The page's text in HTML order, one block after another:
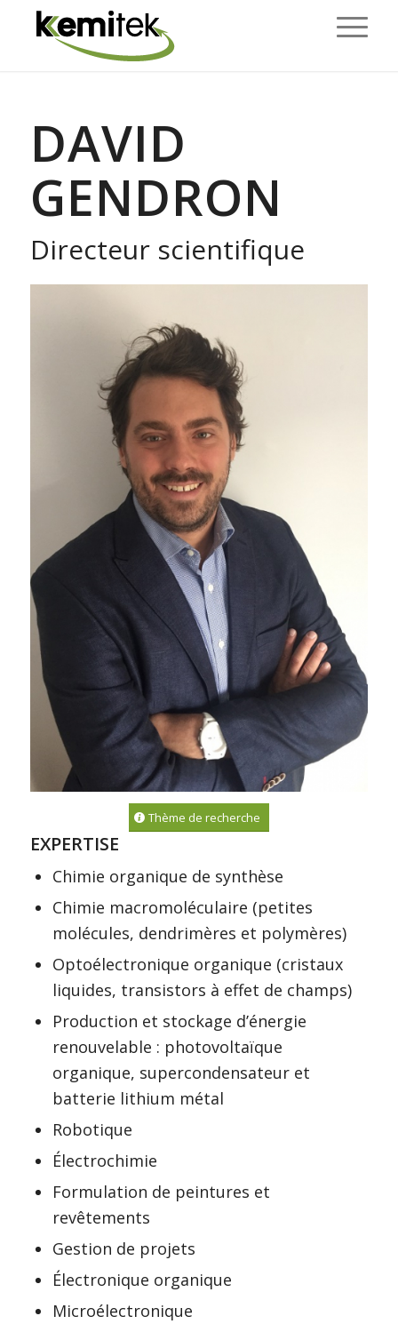
DAVID
GENDRON
Directeur scientifique
Thème de recherche
EXPERTISE
Chimie organique de synthèse
Chimie macromoléculaire (petites
molécules, dendrimères et polymères)
Optoélectronique organique (cristaux
liquides, transistors à effet de champs)
Production et stockage d’énergie
renouvelable : photovoltaïque
organique, supercondensateur et
batterie lithium métal
Robotique
Électrochimie
Formulation de peintures et
revêtements
Gestion de projets
Électronique organique
Microélectronique